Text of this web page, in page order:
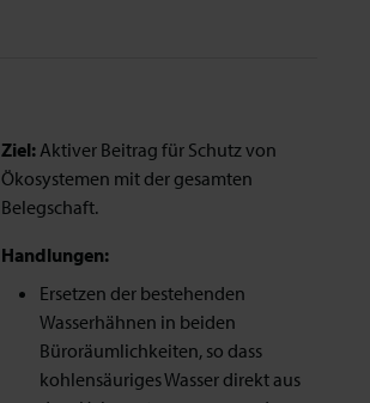
Ziel:Aktiver Beitrag für Schutz von
Ökosystemen mit der gesamten
Belegschaft.
Handlungen:
Ersetzen der bestehenden
Wasserhähnen in beiden
Büroräumlichkeiten, so dass
kohlensäuriges Wasser direkt aus